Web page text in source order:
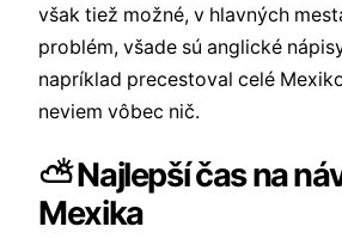
však tiež možné, v hlavných
problém, všade sú anglické
napríklad precestoval celé
neviem vôbec nič.
⛅ Najlepší čas na
Mexika